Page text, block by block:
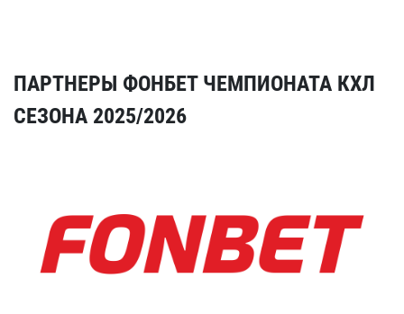
ПАРТНЕРЫ ФОНБЕТ ЧЕМПИОНАТА КХЛ
СЕЗОНА 2025/2026